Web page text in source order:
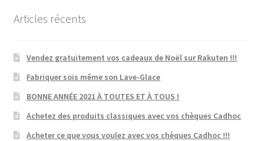
Articles récents
Vendez gratuitement vos cadeaux de Noël sur Rakuten !!!
Fabriquer sois même son Lave-Glace
BONNE ANNÉE 2021 À TOUTES ET À TOUS !
Achetez des produits classiques avec vos chèques Cadhoc
Acheter ce que vous voulez avec vos chèques Cadhoc !!!